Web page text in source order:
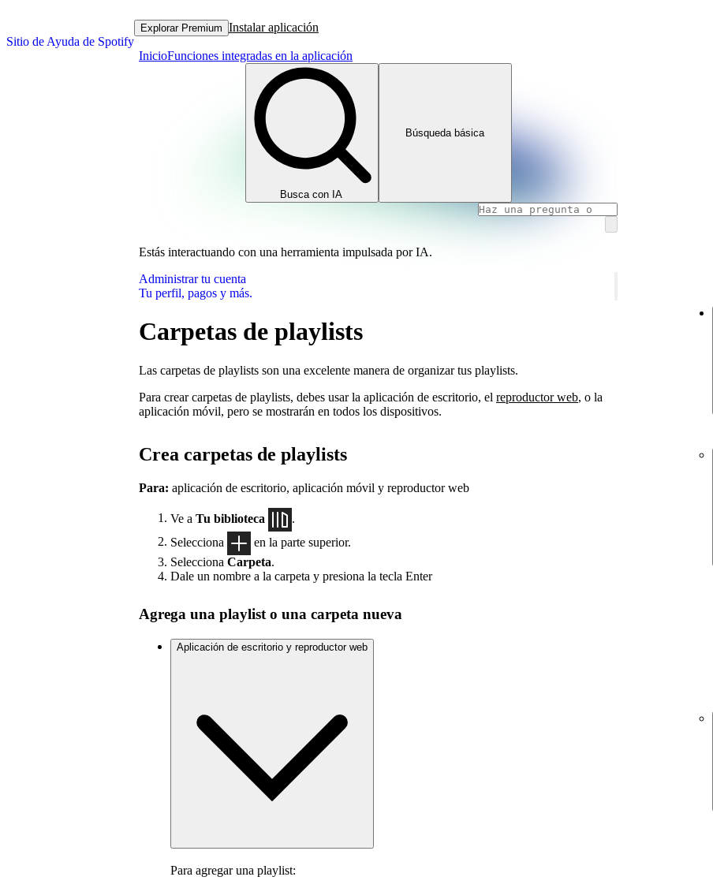
Sitio de Ayuda de Spotify
Explorar Premium Instalar aplicación
InicioFunciones integradas en la aplicación
Busca con IA
Búsqueda básica
Estás interactuando con una herramienta impulsada por IA.
Administrar tu cuenta
Tu perfil, pagos y más.
Carpetas de playlists
Las carpetas de playlists son una excelente manera de organizar tus playlists.
Para crear carpetas de playlists, debes usar la aplicación de escritorio, el reproductor web, o la
aplicación móvil, pero se mostrarán en todos los dispositivos.
Crea carpetas de playlists
Para: aplicación de escritorio, aplicación móvil y reproductor web
Ve a Tu biblioteca
Selecciona
en la parte superior.
Selecciona Carpeta.
Dale un nombre a la carpeta y presiona la tecla Enter
Agrega una playlist o una carpeta nueva
Aplicación de escritorio y reproductor web
Para agregar una playlist: